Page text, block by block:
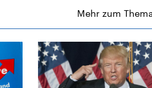
Mehr zum